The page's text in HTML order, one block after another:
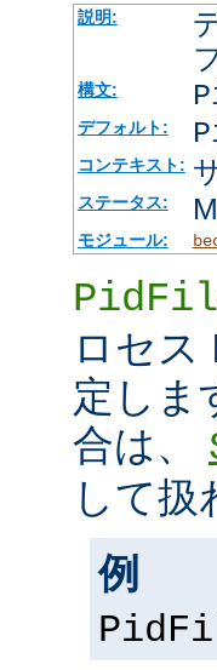
説明:
構文:
デフォルト:
コンテキスト:
ステータス:
モジュール:
ロセス
定しま
合は、
して扱
例